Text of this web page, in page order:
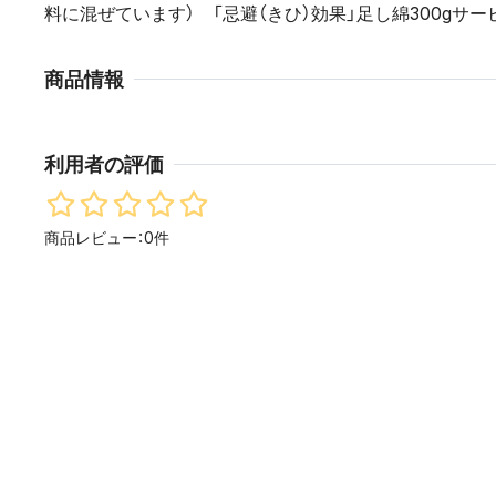
料に混ぜています） 「忌避（きひ）効果」足し綿300gサー
商品情報
利用者の評価
商品レビュー：0件